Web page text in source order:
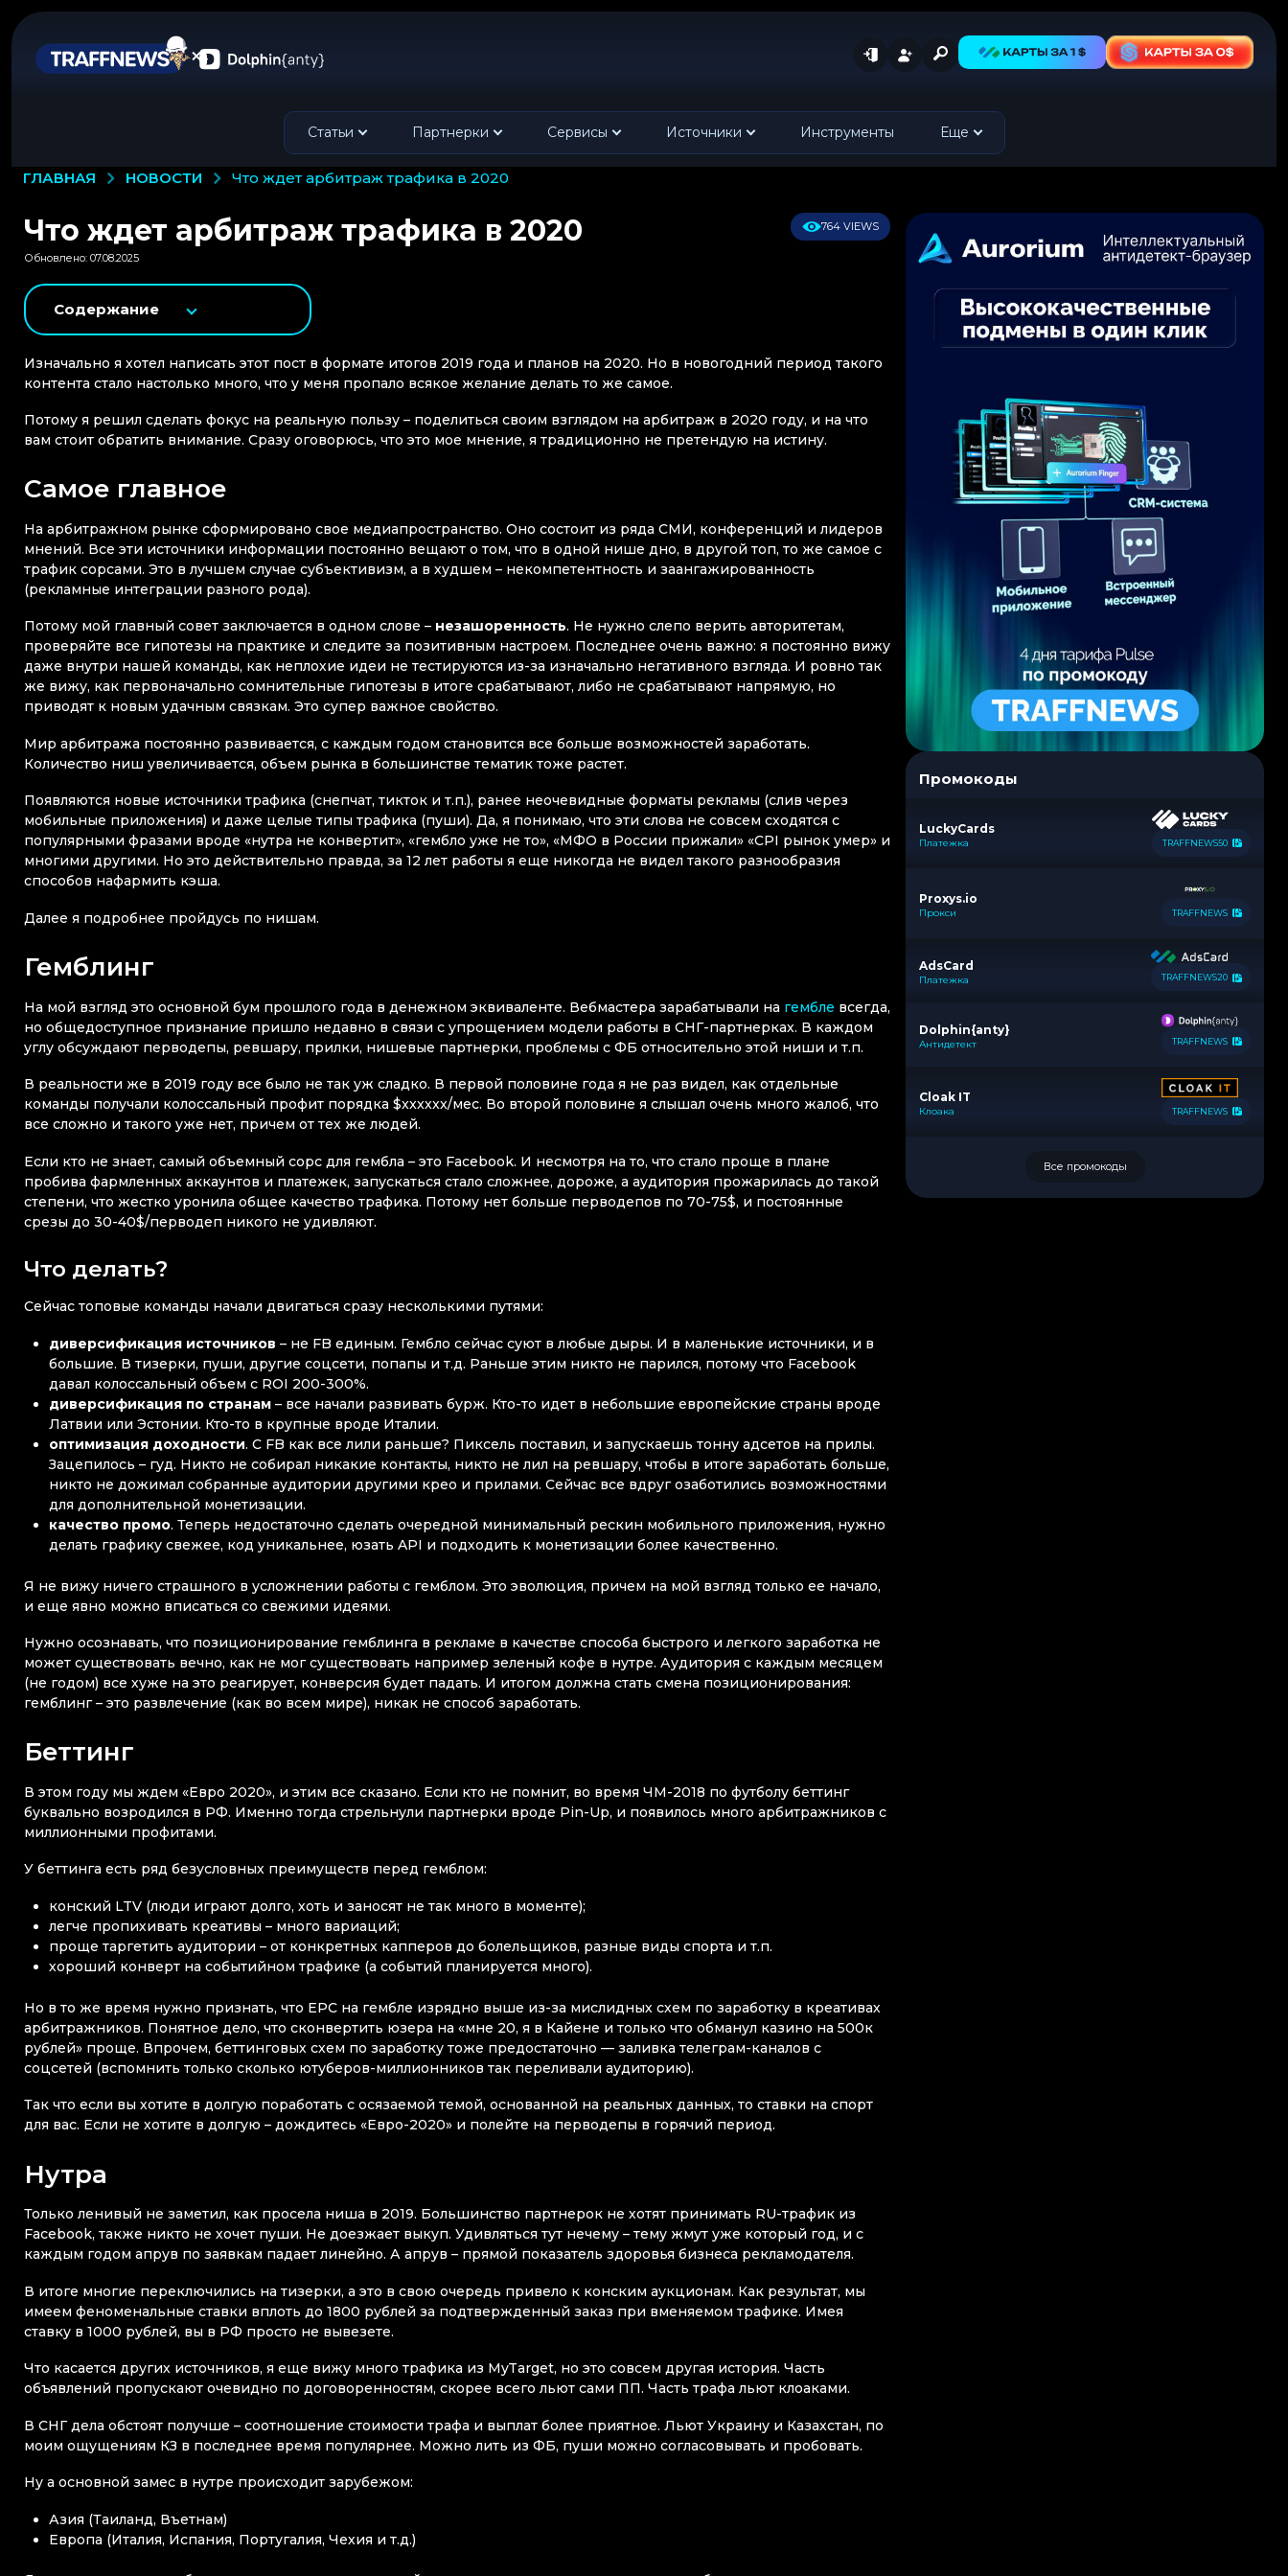
Статьи Партнерки Сервисы Источники Инструменты Еще
ГЛАВНАЯ НОВОСТИ что ждет арбитраж трафика в 2020
Что ждет арбитраж трафика в 2020 764 VIEWS
Обновлено: 07.08.2025
Содержание
Изначально я хотел написать этот пост в формате итогов 2019 года и планов на 2020. Но в новогодний период такого
контента стало настолько много, что у меня пропало всякое желание делать то же самое.
Потому я решил сделать фокус на реальную пользу – поделиться своим взглядом на арбитраж в 2020 году, и на что
вам стоит обратить внимание. Сразу оговорюсь, что это мое мнение, я традиционно не претендую на истину.
Самое главное
На арбитражном рынке сформировано свое медиапространство. Оно состоит из ряда СМИ, конференций и лидеров
мнений. Все эти источники информации постоянно вещают о том, что в одной нише дно, в другой топ, то же самое с
трафик сорсами. Это в лучшем случае субъективизм, а в худшем – некомпетентность и заангажированность
(рекламные интеграции разного рода).
Потому мой главный совет заключается в одном слове – незашоренность. Не нужно слепо верить авторитетам,
проверяйте все гипотезы на практике и следите за позитивным настроем. Последнее очень важно: я постоянно вижу
даже внутри нашей команды, как неплохие идеи не тестируются из-за изначально негативного взгляда. И ровно так
же вижу, как первоначально сомнительные гипотезы в итоге срабатывают, либо не срабатывают напрямую, но
приводят к новым удачным связкам. Это супер важное свойство.
Мир арбитража постоянно развивается, с каждым годом становится все больше возможностей заработать.
Количество ниш увеличивается, объем рынка в большинстве тематик тоже растет.
Появляются новые источники трафика (снепчат, тикток и т.п.), ранее неочевидные форматы рекламы (слив через
мобильные приложения) и даже целые типы трафика (пуши). Да, я понимаю, что эти слова не совсем сходятся с
популярными фразами вроде «нутра не конвертит», «гембло уже не то», «МФО в России прижали» «CPI рынок умер» и
многими другими. Но это действительно правда, за 12 лет работы я еще никогда не видел такого разнообразия
способов нафармить кэша.
Далее я подробнее пройдусь по нишам.
Гемблинг
На мой взгляд это основной бум прошлого года в денежном эквиваленте. Вебмастера зарабатывали на гембле всегда,
но общедоступное признание пришло недавно в связи с упрощением модели работы в СНГ-партнерках. В каждом
углу обсуждают перводепы, ревшару, прилки, нишевые партнерки, проблемы с ФБ относительно этой ниши и т.п.
В реальности же в 2019 году все было не так уж сладко. В первой половине года я не раз видел, как отдельные
команды получали колоссальный профит порядка $xxxxxx/мес. Во второй половине я слышал очень много жалоб, что
все сложно и такого уже нет, причем от тех же людей.
Если кто не знает, самый объемный сорс для гембла – это Facebook. И несмотря на то, что стало проще в плане
пробива фармленных аккаунтов и платежек, запускаться стало сложнее, дороже, а аудитория прожарилась до такой
степени, что жестко уронила общее качество трафика. Потому нет больше перводепов по 70-75$, и постоянные
срезы до 30-40$/перводеп никого не удивляют.
Что делать?
Сейчас топовые команды начали двигаться сразу несколькими путями:
диверсификация источников – не FB единым. Гембло сейчас суют в любые дыры. И в маленькие источники, и в
большие. В тизерки, пуши, другие соцсети, попапы и т.д. Раньше этим никто не парился, потому что Facebook
давал колоссальный объем с ROI 200-300%.
диверсификация по странам – все начали развивать бурж. Кто-то идет в небольшие европейские страны вроде
Латвии или Эстонии. Кто-то в крупные вроде Италии.
оптимизация доходности. С FB как все лили раньше? Пиксель поставил, и запускаешь тонну адсетов на прилы.
Зацепилось – гуд. Никто не собирал никакие контакты, никто не лил на ревшару, чтобы в итоге заработать больше,
никто не дожимал собранные аудитории другими крео и прилами. Сейчас все вдруг озаботились возможностями
для дополнительной монетизации.
качество промо. Теперь недостаточно сделать очередной минимальный рескин мобильного приложения, нужно
делать графику свежее, код уникальнее, юзать API и подходить к монетизации более качественно.
Я не вижу ничего страшного в усложнении работы с гемблом. Это эволюция, причем на мой взгляд только ее начало,
и еще явно можно вписаться со свежими идеями.
Нужно осознавать, что позиционирование гемблинга в рекламе в качестве способа быстрого и легкого заработка не
может существовать вечно, как не мог существовать например зеленый кофе в нутре. Аудитория с каждым месяцем
(не годом) все хуже на это реагирует, конверсия будет падать. И итогом должна стать смена позиционирования:
гемблинг – это развлечение (как во всем мире), никак не способ заработать.
Беттинг
В этом году мы ждем «Евро 2020», и этим все сказано. Если кто не помнит, во время ЧМ-2018 по футболу беттинг
буквально возродился в РФ. Именно тогда стрельнули партнерки вроде Pin-Up, и появилось много арбитражников с
миллионными профитами.
У беттинга есть ряд безусловных преимуществ перед гемблом:
конский LTV (люди играют долго, хоть и заносят не так много в моменте);
легче пропихивать креативы – много вариаций;
проще таргетить аудитории – от конкретных капперов до болельщиков, разные виды спорта и т.п.
хороший конверт на событийном трафике (а событий планируется много).
Но в то же время нужно признать, что EPC на гембле изрядно выше из-за мислидных схем по заработку в креативах
арбитражников. Понятное дело, что сконвертить юзера на «мне 20, я в Кайене и только что обманул казино на 500к
рублей» проще. Впрочем, беттинговых схем по заработку тоже предостаточно — заливка телеграм-каналов с
соцсетей (вспомнить только сколько ютуберов-миллионников так переливали аудиторию).
Так что если вы хотите в долгую поработать с осязаемой темой, основанной на реальных данных, то ставки на спорт
для вас. Если не хотите в долгую – дождитесь «Евро-2020» и полейте на перводепы в горячий период.
Нутра
Только ленивый не заметил, как просела ниша в 2019. Большинство партнерок не хотят принимать RU-трафик из
Facebook, также никто не хочет пуши. Не доезжает выкуп. Удивляться тут нечему – тему жмут уже который год, и с
каждым годом апрув по заявкам падает линейно. А апрув – прямой показатель здоровья бизнеса рекламодателя.
В итоге многие переключились на тизерки, а это в свою очередь привело к конским аукционам. Как результат, мы
имеем феноменальные ставки вплоть до 1800 рублей за подтвержденный заказ при вменяемом трафике. Имея
ставку в 1000 рублей, вы в РФ просто не вывезете.
Что касается других источников, я еще вижу много трафика из MyTarget, но это совсем другая история. Часть
объявлений пропускают очевидно по договоренностям, скорее всего льют сами ПП. Часть трафа льют клоаками.
В СНГ дела обстоят получше – соотношение стоимости трафа и выплат более приятное. Льют Украину и Казахстан, по
моим ощущениям КЗ в последнее время популярнее. Можно лить из ФБ, пуши можно согласовывать и пробовать.
Ну а основной замес в нутре происходит зарубежом:
Азия (Таиланд, Въетнам)
Европа (Италия, Испания, Португалия, Чехия и т.д.)
Промокоды
LuckyCards
Платежка TRAFFNEWS50
Proxys.io
Прокси TRAFFNEWS
AdsCard
Платежка TRAFFNEWS20
Dolphin{anty}
Антидетект TRAFFNEWS
Cloak IT
Клоака TRAFFNEWS
Все промокоды